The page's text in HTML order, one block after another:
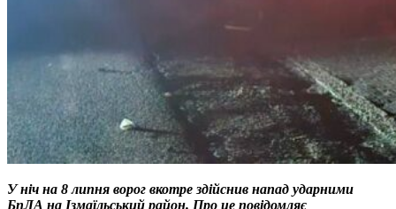
У ніч на 8 липня ворог вкотре здійснив напад ударними
БпЛА на Ізмаїльський район. Про це повідомляє